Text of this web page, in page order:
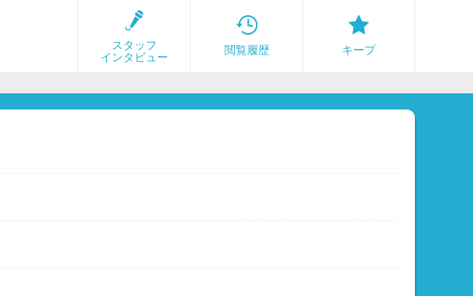
スタッフ
インタビュー
閲覧履歴 キープ